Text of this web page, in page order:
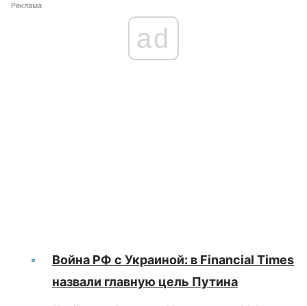
Реклама
ad
Война РФ с Украиной: в Financial Times
назвали главную цель Путина